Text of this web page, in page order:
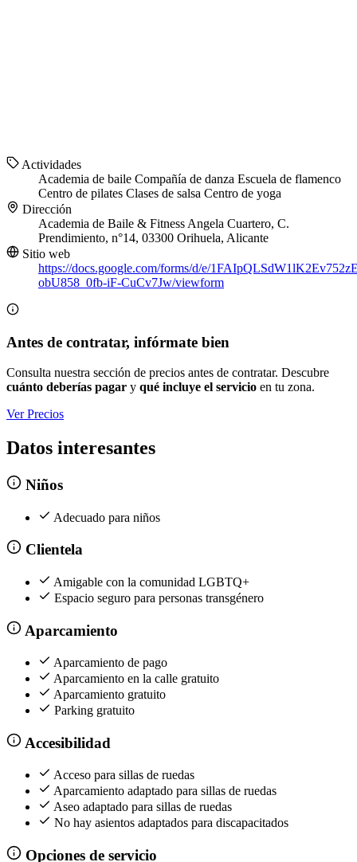
Actividades
Academia de baile Compañía de danza Escuela de flamenco
Centro de pilates Clases de salsa Centro de yoga
Dirección
Academia de Baile & Fitness Angela Cuartero, C.
Prendimiento, n°14, 03300 Orihuela, Alicante
Sitio web
https://docs.google.com/forms/d/e/
obU858_0fb-iF-CuCv7Jw/viewform
Antes de contratar, infórmate bien
Consulta nuestra sección de precios antes de contratar. Descubre
cuánto deberías pagar y qué incluye el servicio en tu zona.
Ver Precios
Datos interesantes
Niños
Adecuado para niños
Clientela
Amigable con la comunidad LGBTQ+
Espacio seguro para personas transgénero
Aparcamiento
Aparcamiento de pago
Aparcamiento en la calle gratuito
Aparcamiento gratuito
Parking gratuito
Accesibilidad
Acceso para sillas de ruedas
Aparcamiento adaptado para sillas de ruedas
Aseo adaptado para sillas de ruedas
No hay asientos adaptados para discapacitados
Opciones de servicio